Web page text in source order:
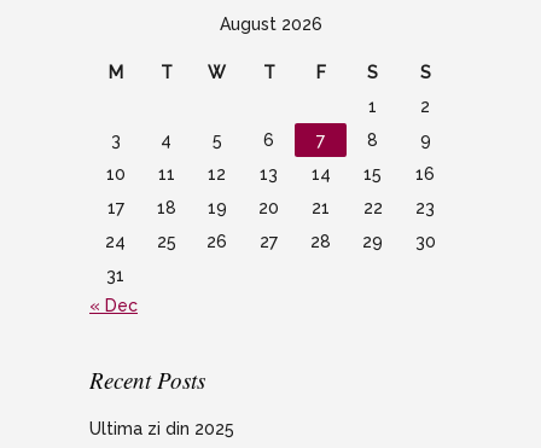
August 2026
M T W T F S
S
1
2
3
4 5 6 7 8
9
10
11 12 13 14 15
16
17
18 19 20 21 22
23
24
25 26 27 28 29
30
31
« Dec
Recent Posts
Ultima zi din 2025